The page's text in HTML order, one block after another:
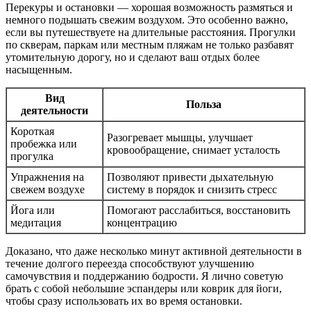
Перекуры и остановки — хорошая возможность размяться и
немного подышать свежим воздухом. Это особенно важно,
если вы путешествуете на длительные расстояния. Прогулки
по скверам, паркам или местным пляжам не только разбавят
утомительную дорогу, но и сделают ваш отдых более
насыщенным.
Вид
деятельности
Польза
Короткая
пробежка или
прогулка
Разогревает мышцы, улучшает
кровообращение, снимает усталость
Упражнения на
свежем воздухе
Позволяют привести дыхательную
систему в порядок и снизить стресс
Йога или
медитация
Помогают расслабиться, восстановить
концентрацию
Доказано, что даже несколько минут активной деятельности в
течение долгого переезда способствуют улучшению
самочувствия и поддержанию бодрости. Я лично советую
брать с собой небольшие эспандеры или коврик для йоги,
чтобы сразу использовать их во время остановки.